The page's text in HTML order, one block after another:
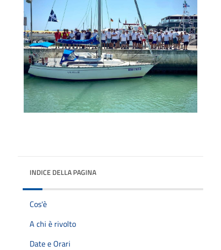
INDICE DELLA PAGINA
Cos'è
A chi è rivolto
Date e Orari